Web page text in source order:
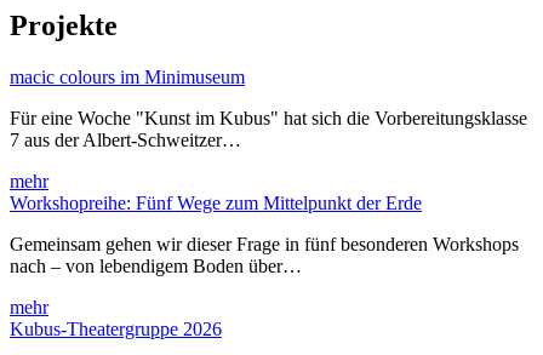
Projekte
macic colours im Minimuseum
Für eine Woche "Kunst im Kubus" hat sich die Vorbereitungsklasse
7 aus der Albert-Schweitzer…
mehr
Workshopreihe: Fünf Wege zum Mittelpunkt der Erde
Gemeinsam gehen wir dieser Frage in fünf besonderen Workshops
nach – von lebendigem Boden über…
mehr
Kubus-Theatergruppe 2026